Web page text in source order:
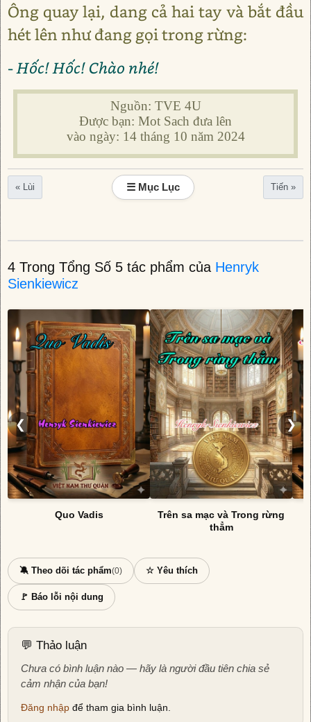
Ông quay lại, dang cả hai tay và bắt đầu
hét lên như đang gọi trong rừng:
- Hốc! Hốc! Chào nhé!
Nguồn: TVE 4U
Được bạn: Mot Sach đưa lên
vào ngày: 14 tháng 10 năm 2024
« Lùi ☰ Mục Lục Tiến »
4 Trong Tổng Số 5 tác phẩm của Henryk
Sienkiewicz
❮
Quo Vadis
Trên sa mạc và Trong rừng
thẳm
❯
🔕 Theo dõi tác phẩm(0) ☆ Yêu thích
🚩 Báo lỗi nội dung
💬 Thảo luận
Chưa có bình luận nào — hãy là người đầu tiên chia sẻ
cảm nhận của bạn!
Đăng nhập để tham gia bình luận.